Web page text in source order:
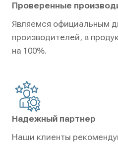
Проверенные
Являемся официальным
производителей, в
на 100%.
Надежный партнер
Наши клиенты